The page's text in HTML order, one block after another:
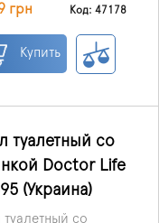
Для
имеет складную
с крышкой
грн Код: 47178
Купить
туалетный со
Doctor Life
(Украина)
туалетный со